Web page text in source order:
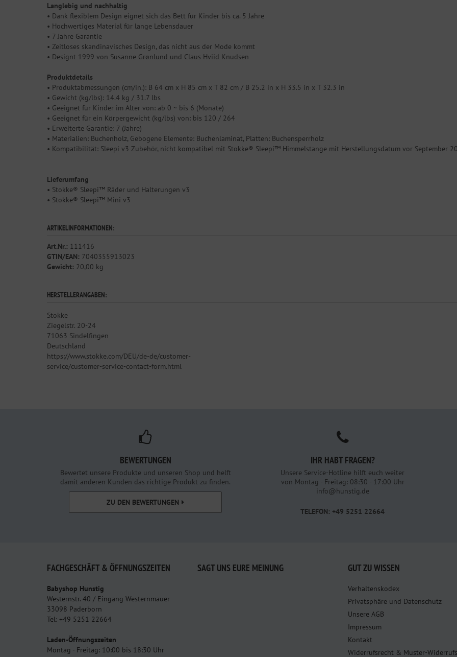
Langlebig und nachhaltig
• Dank flexiblem Design eignet sich das Bett für Kinder bis ca. 5 Jahre
• Hochwertiges Material für lange Lebensdauer
• 7 Jahre Garantie
• Zeitloses skandinavisches Design, das nicht aus der Mode kommt
• Designt 1999 von Susanne Grønlund und Claus Hviid Knudsen
Produktdetails
• Produktabmessungen (cm/in.): B 64 cm x H 85 cm x T 82 cm / B 25.2 in x H 33.5 in x T 32.3 in
• Gewicht (kg/lbs): 14.4 kg / 31.7 lbs
• Geeignet für Kinder im Alter von: ab 0 ~ bis 6 (Monate)
• Geeignet für ein Körpergewicht (kg/lbs) von: bis 120 / 264
• Erweiterte Garantie: 7 (Jahre)
• Materialien: Buchenholz, Gebogene Elemente: Buchenlaminat, Platten: Buchensperrholz
• Kompatibilität: Sleepi v3 Zubehör, nicht kompatibel mit Stokke® Sleepi™ Himmelstange mit Herstellungsdatum vor September
Lieferumfang
• Stokke® Sleepi™ Räder und Halterungen v3
• Stokke® Sleepi™ Mini v3
ARTIKELINFORMATIONEN:
Art.Nr.: 111416
GTIN/EAN: 7040355913023
Gewicht: 20,00 kg
HERSTELLERANGABEN:
Stokke
Ziegelstr. 20-24
71063 Sindelfingen
Deutschland
https://www.stokke.com/DEU/de-de/customer-
service/customer-service-contact-form.html
BEWERTUNGEN
Bewertet unsere Produkte und unseren Shop und helft
damit anderen Kunden das richtige Produkt zu finden.
ZU DEN BEWERTUNGEN
IHR HABT FRAGEN?
Unsere Service-Hotline hilft euch weiter
von Montag - Freitag: 08:30 - 17:00 Uhr
info@hunstig.de
TELEFON: +49 5251 22664
FACHGESCHÄFT & ÖFFNUNGSZEITEN
Babyshop Hunstig
Westernstr. 40 / Eingang Westernmauer
33098 Paderborn
Tel: +49 5251 22664
Laden-Öffnungszeiten
Montag - Freitag: 10:00 bis 18:30 Uhr
SAGT UNS EURE MEINUNG GUT ZU WISSEN
Verhaltenskodex
Privatsphäre und Datenschutz
Unsere AGB
Impressum
Kontakt
Widerrufsrecht & Muster-